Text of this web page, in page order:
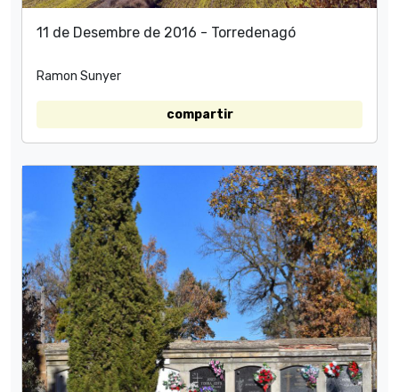
11 de Desembre de 2016 - Torredenagó
Ramon Sunyer
compartir